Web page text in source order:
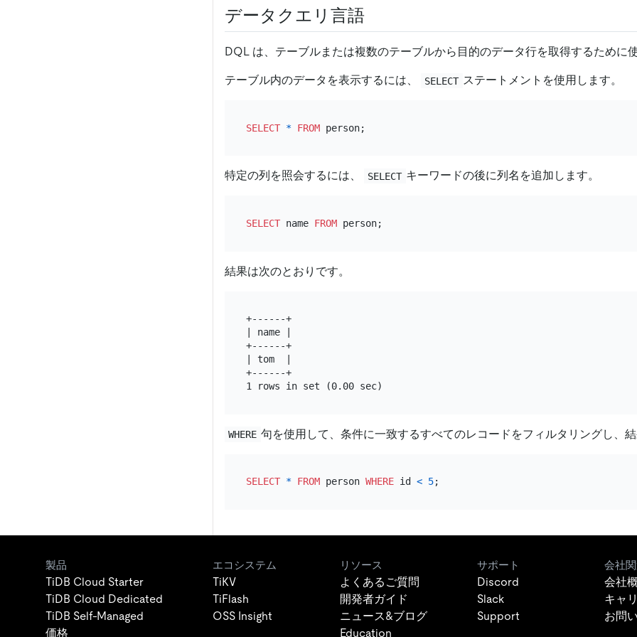
データクエリ言語
DQL は、テーブルまたは複数のテーブルから目的のデータ行を取得するために
テーブル内のデータを表示するには、 SELECT ステートメントを使用します。
SELECT * FROM
特定の列を照会するには、 SELECT キーワードの後に列名を追加します。
SELECT name FROM
結果は次のとおりです。
+------+
| name |
+------+
| tom  |
+------+
WHERE 句を使用して、条件に一致するすべてのレコードをフィルタリングし、結
SELECT * FROM person WHERE id < 5
製品
TiDB Cloud Starter
TiDB Cloud Dedicated
TiDB Self-Managed
価格
エコシステム
TiKV
TiFlash
OSS Insight
リソース
よくあるご質問
開発者ガイド
ニュース&ブログ
Education
サポート
Discord
Slack
Support
会社
会社
キャ
お問